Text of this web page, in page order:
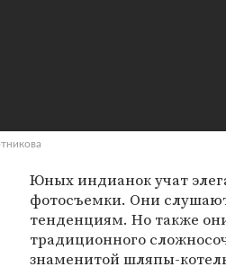
Юных индианок учат
фотосъемки. Они
тенденциям. Но также
традиционного
знаменитой шляпы-